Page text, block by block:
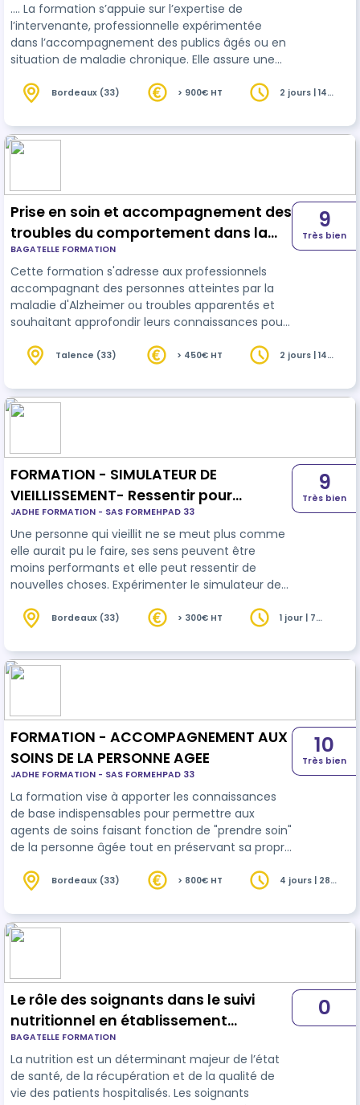
…. La formation s’appuie sur l’expertise de
l’intervenante, professionnelle expérimentée
dans l’accompagnement des publics âgés ou en
situation de maladie chronique. Elle assure une
connaissances engérontologie,
médicamenteuses, garantissant un contenu
toujours pertinent et à jour.
Bordeaux (33) > 900€ HT
2 jours | 14
Prise en soin et accompagnement des
troubles du comportement dans la
maladie d’Alzheimer
BAGATELLE FORMATION
Cette formation s'adresse aux professionnels
accompagnant des personnes atteintes par la
maladie d'Alzheimer ou troubles apparentés et
souhaitant approfondir leurs connaissances pour
soin de celles-ci. Ces professionnels peuvent
soins de court et long séjour, en soins de suite et
de réadaptation, prenant en soin des patients /
9
Très bien
Talence (33) > 450€ HT
2 jours | 14
FORMATION - SIMULATEUR DE
VIEILLISSEMENT- Ressentir pour
adapter son accompagnement
JADHE FORMATION - SAS FORMEHPAD 33
Une personne qui vieillit ne se meut plus comme
elle aurait pu le faire, ses sens peuvent être
moins performants et elle peut ressentir de
nouvelles choses. Expérimenter le simulateur de
senior et appréhender de manière réaliste les
psychique et sensoriel. Il permet ainsi de
comprendre différents biais rencontrés et une
L…
9
Très bien
Bordeaux (33) > 300€ HT
1 jour | 7
FORMATION - ACCOMPAGNEMENT AUX
SOINS DE LA PERSONNE AGEE
JADHE FORMATION - SAS FORMEHPAD 33
La formation vise à apporter les connaissances
de base indispensables pour permettre aux
agents de soins faisant fonction de "prendre soin"
de la personne âgée tout en préservant sa propre
professionnels de s'engager dans une démarche
meilleures pratiques. Ces professionnels vont
développer leur capacité à s'adapter aux
10
Très bien
Bordeaux (33) > 800€ HT
4 jours | 28
Le rôle des soignants dans le suivi
nutritionnel en établissement
sanitaire
BAGATELLE FORMATION
La nutrition est un déterminant majeur de l’état
de santé, de la récupération et de la qualité de
vie des patients hospitalisés. Les soignants
0